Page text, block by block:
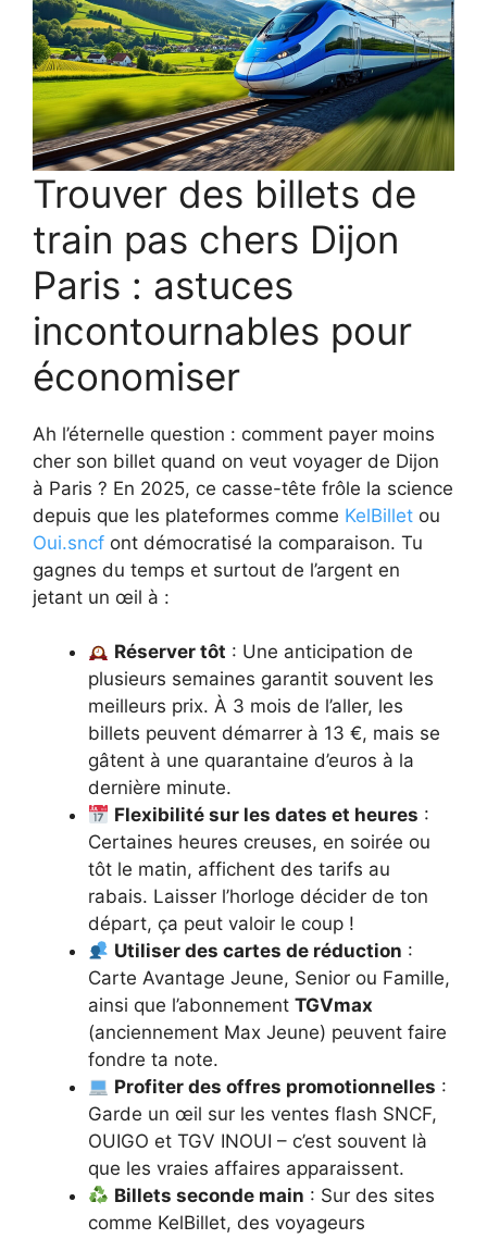
Trouver des billets de
train pas chers Dijon
Paris : astuces
incontournables pour
économiser
Ah l’éternelle question : comment payer moins
cher son billet quand on veut voyager de Dijon
à Paris ? En 2025, ce casse-tête frôle la science
depuis que les plateformes comme KelBillet ou
Oui.sncf ont démocratisé la comparaison. Tu
gagnes du temps et surtout de l’argent en
jetant un œil à :
Réserver tôt : Une anticipa­tion de
plusieurs semaines garantit souvent les
meilleurs prix. À 3 mois de l’aller, les
billets peuvent démarrer à 13 €, mais se
gâtent à une quarantaine d’euros à la
dernière minute.
Flexibilité sur les dates et heures :
Certaines heures creuses, en soirée ou
tôt le matin, affichent des tarifs au
rabais. Laisser l’horloge décider de ton
départ, ça peut valoir le coup !
Utiliser des cartes de réduction :
Carte Avantage Jeune, Senior ou Famille,
ainsi que l’abonnement TGVmax
(anciennement Max Jeune) peuvent faire
fondre ta note.
Profiter des offres promotionnelles :
Garde un œil sur les ventes flash SNCF,
OUIGO et TGV INOUI – c’est souvent là
que les vraies affaires apparaissent.
Billets seconde main : Sur des sites
comme KelBillet, des voyageurs